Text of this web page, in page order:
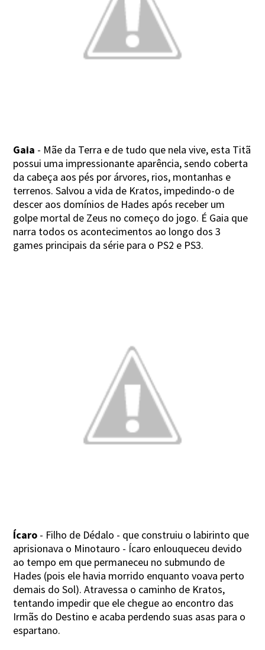
Gaia - Mãe da Terra e de tudo que nela vive, esta Titã
possui uma impressionante aparência, sendo coberta
da cabeça aos pés por árvores, rios, montanhas e
terrenos. Salvou a vida de Kratos, impedindo-o de
descer aos domínios de Hades após receber um
golpe mortal de Zeus no começo do jogo. É Gaia que
narra todos os acontecimentos ao longo dos 3
games principais da série para o PS2 e PS3.
Ícaro - Filho de Dédalo - que construiu o labirinto que
aprisionava o Minotauro - Ícaro enlouqueceu devido
ao tempo em que permaneceu no submundo de
Hades (pois ele havia morrido enquanto voava perto
demais do Sol). Atravessa o caminho de Kratos,
tentando impedir que ele chegue ao encontro das
Irmãs do Destino e acaba perdendo suas asas para o
espartano.